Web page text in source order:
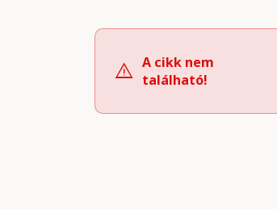
A cikk nem
található!